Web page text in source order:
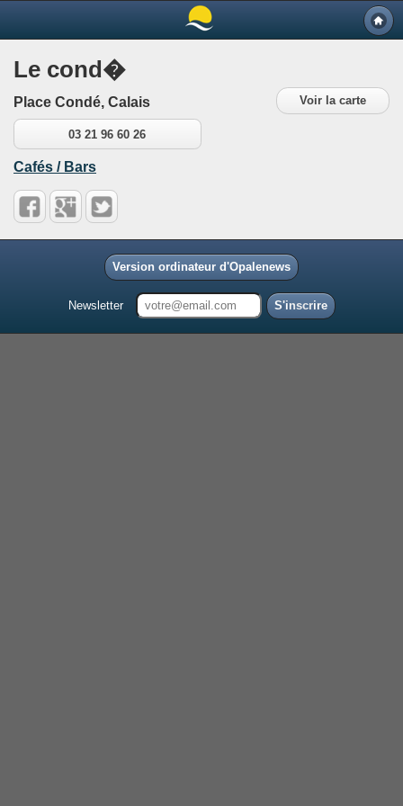
Le cond�
Voir la carte
Place Condé, Calais
03 21 96 60 26
Cafés / Bars
Version ordinateur d'Opalenews
Newsletter S'inscrire